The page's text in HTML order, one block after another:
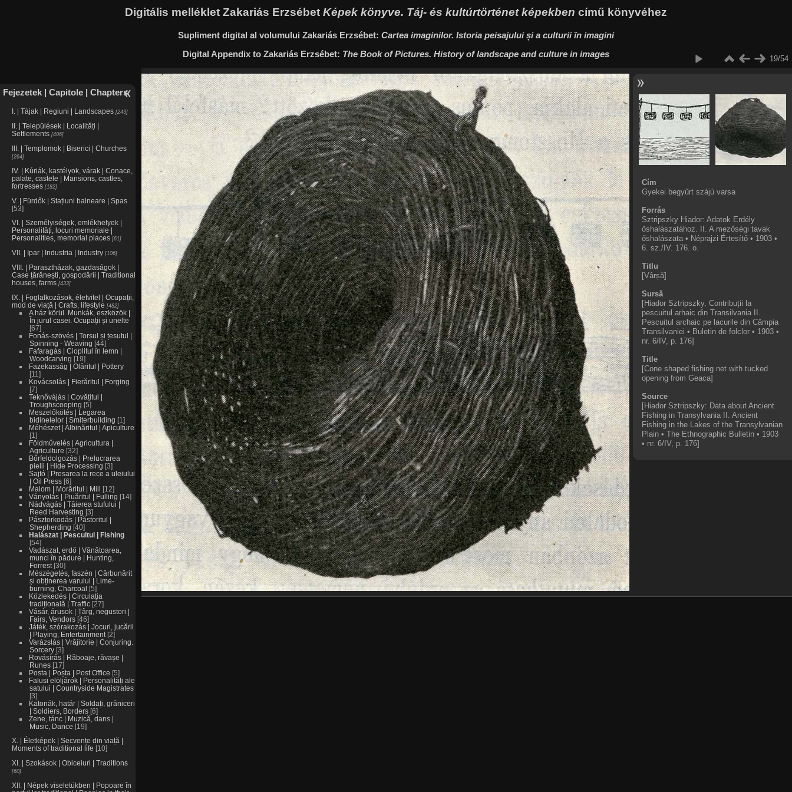
Digitális melléklet Zakariás Erzsébet Képek könyve. Táj- és kultúrtörténet képekben című könyvéhez
Supliment digital al volumului Zakariás Erzsébet: Cartea imaginilor. Istoria peisajului și a culturii în imagini
Digital Appendix to Zakariás Erzsébet: The Book of Pictures. History of landscape and culture in images
Fejezetek | Capitole | Chapters
I. | Tájak | Regiuni | Landscapes 243
II. | Települések | Localități |
Settlements 406
III. | Templomok | Biserici | Churches
264
IV. | Kúriák, kastélyok, várak | Conace,
palate, castele | Mansions, castles,
fortresses 182
V. | Fürdők | Stațiuni balneare | Spas
53
VI. | Személyiségek, emlékhelyek |
Personalități, locuri memoriale |
Personalities, memorial places 61
VII. | Ipar | Industria | Industry 106
VIII. | Parasztházak, gazdaságok |
Case țărănești, gospodării | Traditional
houses, farms 433
IX. | Foglalkozások, életvitel | Ocupații,
mod de viață | Crafts, lifestyle
482
A ház körül. Munkák, eszközök |
În jurul casei. Ocupații și unelte
67
Fonás-szövés | Torsul și țesutul |
Spinning - Weaving 44
Fafaragás | Cioplitul în lemn |
Woodcarving 19
Fazekasság | Olăritul | Pottery
11
Kovácsolás | Fierăritul | Forging
7
Teknővájás | Covățitul |
Troughscooping 5
Meszelőkötés | Legarea
bidinelelor | Smiterbuilding 1
Méhészet | Albinăritul | Apiculture
1
Földművelés | Agricultura |
Agriculture 32
Bőrfeldolgozás | Prelucrarea
pielii | Hide Processing 3
Sajtó | Presarea la rece a uleiului
| Oil Press 6
Malom | Morăritul | Mill 12
Ványolás | Piuăritul | Fulling 14
Nádvágás | Tăierea stufului |
Reed Harvesting 3
Pásztorkodás | Păstoritul |
Shepherding 40
Halászat | Pescuitul | Fishing
54
Vadászat, erdő | Vânătoarea,
munci în pădure | Hunting,
Forrest 30
Mészégetés, faszén | Cărbunărit
și obținerea varului | Lime-
burning, Charcoal 5
Közlekedés | Circulația
tradițională | Traffic 27
Vásár, árusok | Țârg, negustori |
Fairs, Vendors 46
Játék, szórakozás | Jocuri, jucării
| Playing, Entertainment 2
Varázslás | Vrăjitorie | Conjuring.
Sorcery 3
Rovásírás | Răboaje, răvașe |
Runes 17
Posta | Poșta | Post Office 5
Falusi elöljárók | Personalități ale
satului | Countryside Magistrates
3
Katonák, határ | Soldați, grăniceri
| Soldiers, Borders 6
Zene, tánc | Muzică, dans |
Music, Dance 19
X. | Életképek | Secvențe din viață |
Moments of traditional life 10
XI. | Szokások | Obiceiuri | Traditions
60
XII. | Népek viseletükben | Popoare în
19/54
Cím
Gyekei begyűrt szájú varsa
Forrás
Sztripszky Hiador: Adatok Erdély
őshalászatához. II. A mezőségi tavak
őshalászata • Néprajzi Értesítő • 1903 •
6. sz./IV. 176. o.
Titlu
Vârșă
Sursă
Hiador Sztripszky, Contribuții la
pescuitul arhaic din Transilvania II.
Pescuitul archaic pe lacurile din Câmpia
Transilvaniei • Buletin de folclor • 1903 •
nr. 6/IV, p. 176
Title
Cone shaped fishing net with tucked
opening from Geaca
Source
Hiador Sztripszky: Data about Ancient
Fishing in Transylvania II. Ancient
Fishing in the Lakes of the Transylvanian
Plain • The Ethnographic Bulletin • 1903
• nr. 6/IV, p. 176